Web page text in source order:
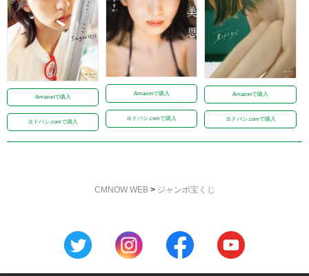
Amazonで購入
ヨドバシ.comで購入
Amazonで購入
ヨドバシ.comで購入
Amazonで購入
ヨドバシ.comで購入
CMNOW WEB> ジャンボ宝くじ